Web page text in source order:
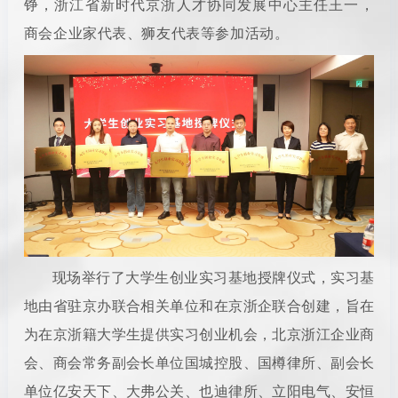
铮，浙江省新时代京浙人 才协同发展中心主任王一，
商会企业家代表、狮友代表等参加活动。
现场举行了大学生创业实习基地授牌仪式，实习基
地由省驻京办联合相关单位和在京浙企联合创建，旨在
为在京浙籍大学生提供实习创业机会，北京浙江企业商
会、商会常务副会长单位国城控股、国樽律所、副会长
单位亿安天下、大弗公关、也迪律所、立阳电气、安恒